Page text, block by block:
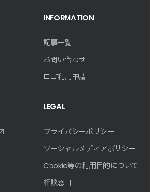
INFORMATION
記事一覧
お問い合わせ
ロゴ利用申請
LEGAL
プライバシーポリシー
ソーシャルメディアポリシー
Cookie等の利用目的について
相談窓口